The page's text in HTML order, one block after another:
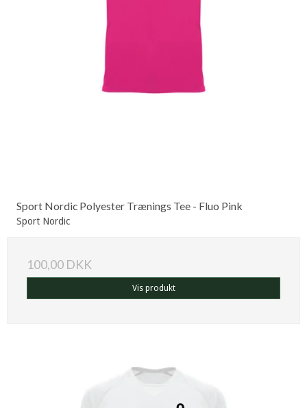
Sport Nordic Polyester Trænings Tee - Fluo Pink
Sport Nordic
100,00 DKK
Vis produkt